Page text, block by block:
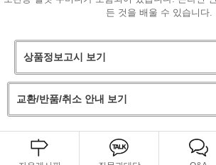
페이코 라이
든 것을 배울 수 있습니다.
상품정보고시 보기
교환/반품/취소 안내 보기